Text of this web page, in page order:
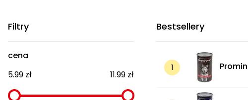
Bestsellery
Filtry
cena
5.99 zł
11.99 zł